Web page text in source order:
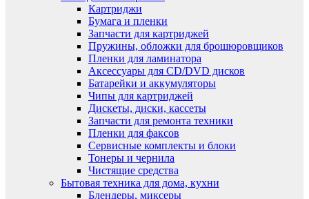
Картриджи
Бумага и пленки
Запчасти для картриджей
Пружины, обложки для брошюровщиков
Пленки для ламинатора
Аксессуары для CD/DVD дисков
Батарейки и аккумуляторы
Чипы для картриджей
Дискеты, диски, кассеты
Запчасти для ремонта техники
Пленки для факсов
Сервисные комплекты и блоки
Тонеры и чернила
Чистящие средства
Бытовая техника для дома, кухни
Блендеры, миксеры